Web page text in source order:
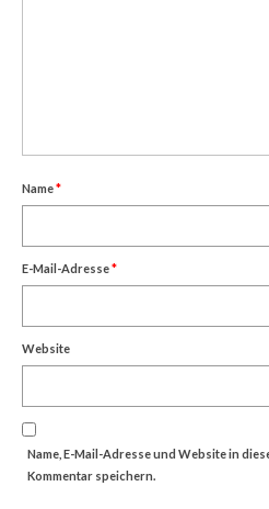
Name*
E-Mail-Adresse*
Website
Name, E-Mail-Adresse und Website in
Kommentar speichern.